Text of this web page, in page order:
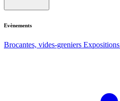
Evènements
Brocantes, vides-greniers Expositions